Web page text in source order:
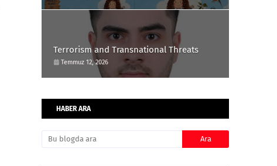
ESER
Terrorism and Transnational Threats
Temmuz 12, 2026
HABER ARA